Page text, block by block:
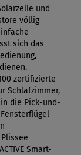
und
völlig
sich das
zertifizierte
Schlafzimmer,
die Pick-und-
Smart-